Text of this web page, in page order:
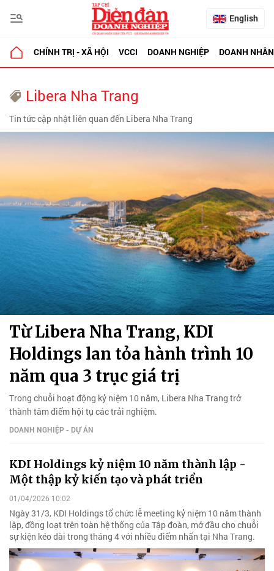
English
CHÍNH TRỊ - XÃ HỘI VCCI DOANH NGHIỆP DOANH NHÂN
Libera Nha Trang
Tin tức cập nhật liên quan đến Libera Nha Trang
Từ Libera Nha Trang, KDI
Holdings lan tỏa hành trình 10
năm qua 3 trục giá trị
Trong chuỗi hoạt động kỷ niệm 10 năm, Libera Nha Trang trở
thành tâm điểm hội tụ các trải nghiệm.
DOANH NGHIỆP - DỰ ÁN
KDI Holdings kỷ niệm 10 năm thành lập -
Một thập kỷ kiến tạo và phát triển
01/04/2026 10:02
Ngày 31/3, KDI Holdings tổ chức lễ meeting kỷ niệm 10 năm thành
lập, đồng loạt trên toàn hệ thống của Tập đoàn, mở đầu cho chuỗi
sự kiện kéo dài trong tháng 4 với nhiều điểm nhấn tại Nha Trang.